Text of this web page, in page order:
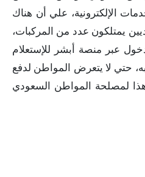
الإلكترونية، علي أن هناك
يمتلكون عدد من المركبات،
عبر منصة أبشر للإستعلام
حتي لا يتعرض المواطن لدفع
لمصلحة المواطن السعودي